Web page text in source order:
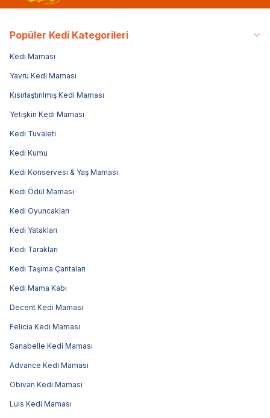
Popüler Kedi Kategorileri
Kedi Maması
Yavru Kedi Maması
Kısırlaştırılmış Kedi Maması
Yetişkin Kedi Maması
Kedi Tuvaleti
Kedi Kumu
Kedi Konservesi & Yaş Maması
Kedi Ödül Maması
Kedi Oyuncakları
Kedi Yatakları
Kedi Tarakları
Kedi Taşıma Çantaları
Kedi Mama Kabı
Decent Kedi Maması
Felicia Kedi Maması
Sanabelle Kedi Maması
Advance Kedi Maması
Obivan Kedi Maması
Luis Kedi Maması